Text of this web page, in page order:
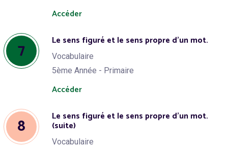
Accéder
7 Le sens figuré et le sens propre d’un mot.
Vocabulaire
5ème Année - Primaire
Accéder
8 Le sens figuré et le sens propre d’un mot.
(suite)
Vocabulaire